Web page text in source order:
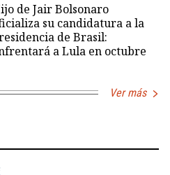
de Jair Bolsonaro
su candidatura a la
de Brasil:
a Lula en octubre
Ver más